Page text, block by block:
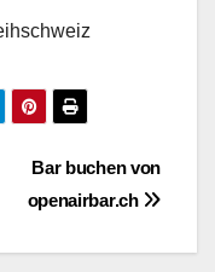
Bar buchen von
openairbar.ch